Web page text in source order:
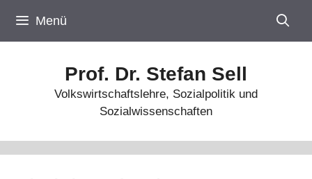
Inhalt
springen
Menü
Prof. Dr. Stefan Sell
Volkswirtschaftslehre, Sozialpolitik und
Sozialwissenschaften